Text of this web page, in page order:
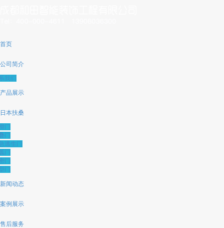
首页
公司简介
我们
产品展示
日本扶桑
门
门
逃生门
门
门
门
新闻动态
案例展示
售后服务